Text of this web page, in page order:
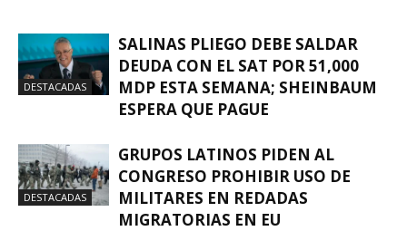
DESTACADAS
SALINAS PLIEGO DEBE SALDAR
DEUDA CON EL SAT POR 51,000
MDP ESTA SEMANA; SHEINBAUM
ESPERA QUE PAGUE
DESTACADAS
GRUPOS LATINOS PIDEN AL
CONGRESO PROHIBIR USO DE
MILITARES EN REDADAS
MIGRATORIAS EN EU